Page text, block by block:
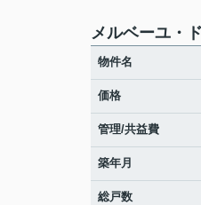
メルベーユ・
物件名
価格
管理/共益費
築年月
総戸数